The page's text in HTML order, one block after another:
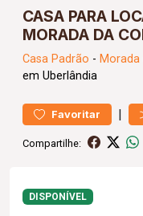
CASA PARA
MORADA DA
Casa Padrão - Morada
em Uberlândia
Favoritar |
Compartilhe:
DISPONÍVEL